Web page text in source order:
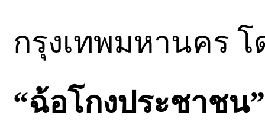
กรุงเทพมหานคร
“ฉ้อโกงประชาชน”